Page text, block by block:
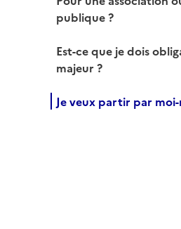
publique ?
Est-ce que je dois
majeur ?
Je veux partir par